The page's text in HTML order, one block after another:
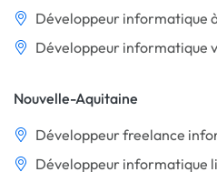
Développeur informatique
Développeur informatique
Nouvelle-Aquitaine
Développeur freelance
Développeur informatique